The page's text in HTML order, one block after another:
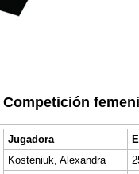
Competición
Jugadora
Kosteniuk, Alexandra